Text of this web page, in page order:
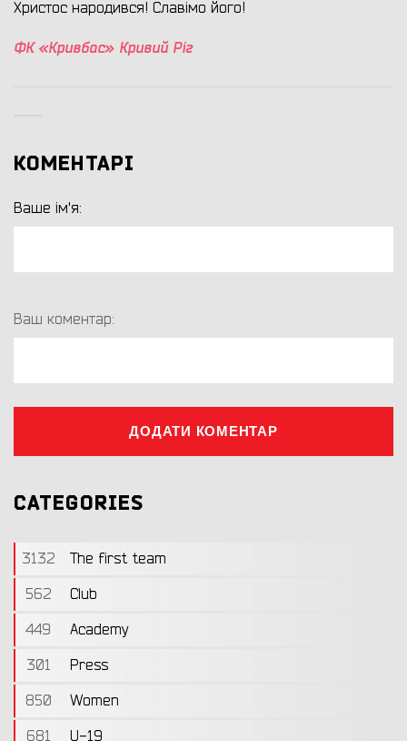
Христос народився! Славімо його!
ФК «Кривбас» Кривий Ріг
КОМЕНТАРІ
Ваше ім'я:
Ваш коментар:
ДОДАТИ КОМЕНТАР
CATEGORIES
3132
The first team
562
Club
449
Academy
301
Press
850
Women
681
U-19